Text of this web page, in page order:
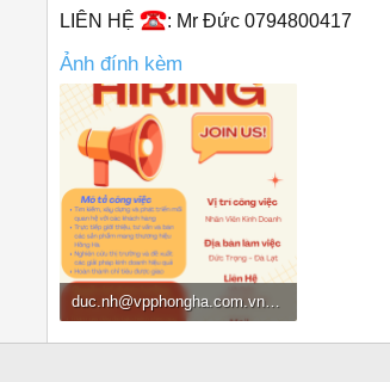
LIÊN HỆ
: Mr Đức 0794800417
Ảnh đính kèm
duc.nh@vpphongha.com.vn
(3).png
1.1 MB · Đọc: 174